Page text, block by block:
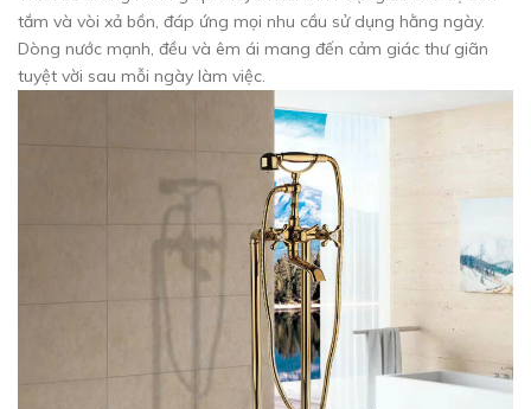
tắm và vòi xả bồn, đáp ứng mọi nhu cầu sử dụng hằng ngày.
Dòng nước mạnh, đều và êm ái mang đến cảm giác thư giãn
tuyệt vời sau mỗi ngày làm việc.